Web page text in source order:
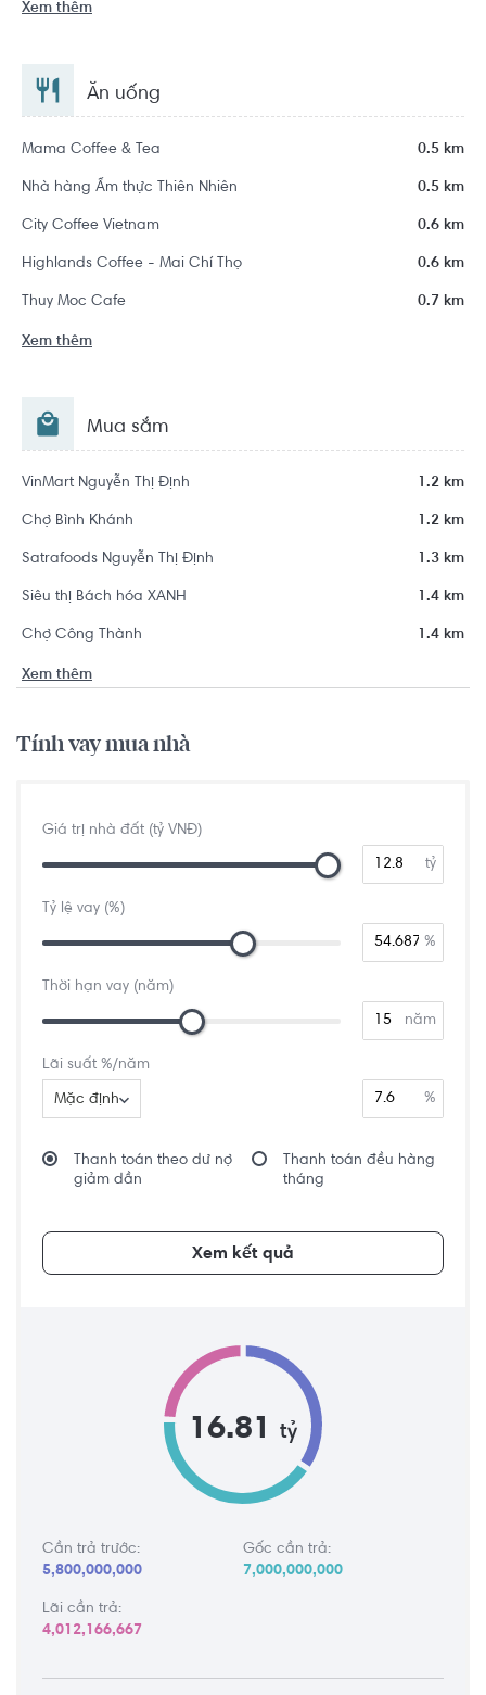
Xem thêm
Ăn uống
Mama Coffee & Tea 0.5 km
Nhà hàng Ẩm thực Thiên Nhiên 0.5 km
City Coffee Vietnam 0.6 km
Highlands Coffee - Mai Chí Thọ 0.6 km
Thuy Moc Cafe 0.7 km
Xem thêm
Mua sắm
VinMart Nguyễn Thị Định 1.2 km
Chợ Bình Khánh 1.2 km
Satrafoods Nguyễn Thị Định 1.3 km
Siêu thị Bách hóa XANH 1.4 km
Chợ Công Thành 1.4 km
Xem thêm
Tính vay mua nhà
Giá trị nhà đất (tỷ VNĐ)
tỷ
Tỷ lệ vay (%)
%
Thời hạn vay (năm)
năm
Lãi suất %/năm
Mặc định %
Thanh toán theo dư nợ
giảm dần
Thanh toán đều hàng
tháng
Xem kết quả
16.81 tỷ
Cần trả trước:
5,800,000,000
Gốc cần trả:
7,000,000,000
Lãi cần trả:
4,012,166,667